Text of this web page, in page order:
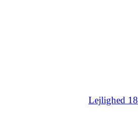
Lejlighed 18